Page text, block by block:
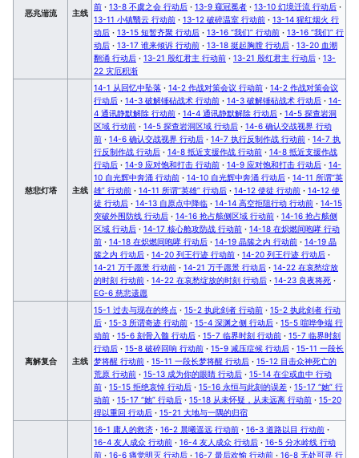
恶兆湍流 主线
前 · 13-8 不虞之会 行动后 · 13-9 窥冠冕者 · 13-10 幻境迁流 行动后 ·
13-11 小镇翳云 行动前 · 13-12 破碎温室 行动前 · 13-14 猩红烟火 行
动后 · 13-15 短暂齐聚 行动后 · 13-16 “我们” 行动前 · 13-16 “我们” 行
动后 · 13-17 谁来倾诉 行动前 · 13-18 挺起胸膛 行动后 · 13-20 血潮
翻涌 行动后 · 13-21 殷红君主 行动前 · 13-21 殷红君主 行动后 · 13-
22 灾厄积渐
慈悲灯塔 主线
14-1 从回忆中坠落 · 14-2 作战对策会议 行动前 · 14-2 作战对策会议
行动后 · 14-3 破解锤砧战术 行动前 · 14-3 破解锤砧战术 行动后 · 14-
4 通讯静默解除 行动前 · 14-4 通讯静默解除 行动后 · 14-5 探查岩洞
区域 行动前 · 14-5 探查岩洞区域 行动后 · 14-6 确认交战视界 行动
前 · 14-6 确认交战视界 行动后 · 14-7 执行反制作战 行动前 · 14-7 执
行反制作战 行动后 · 14-8 抵近支援作战 行动前 · 14-8 抵近支援作战
行动后 · 14-9 应对饱和打击 行动前 · 14-9 应对饱和打击 行动后 · 14-
10 自光辉中奔涌 行动前 · 14-10 自光辉中奔涌 行动后 · 14-11 所谓“英
雄” 行动前 · 14-11 所谓“英雄” 行动后 · 14-12 使徒 行动前 · 14-12 使
徒 行动后 · 14-13 自原点中降临 · 14-14 高空拒阻行动 行动前 · 14-15
突破外围防线 行动后 · 14-16 抢占舷侧区域 行动前 · 14-16 抢占舷侧
区域 行动后 · 14-17 核心舱攻防战 行动前 · 14-18 在炽燃间咆哮 行动
前 · 14-18 在炽燃间咆哮 行动后 · 14-19 晶簇之内 行动前 · 14-19 晶
簇之内 行动后 · 14-20 列王行迹 行动前 · 14-20 列王行迹 行动后 ·
14-21 万千愿景 行动前 · 14-21 万千愿景 行动后 · 14-22 在哀愁绽放
的时刻 行动前 · 14-22 在哀愁绽放的时刻 行动后 · 14-23 良夜将死 ·
EG-6 慈悲遗愿
离解复合 主线
15-1 过去与现在的终点 · 15-2 执此剑者 行动前 · 15-2 执此剑者 行动
后 · 15-3 所谓奇迹 行动前 · 15-4 深渊之侧 行动后 · 15-5 喧哗争端 行
动前 · 15-6 刻骨入髓 行动后 · 15-7 临界时刻 行动前 · 15-7 临界时刻
行动后 · 15-8 破碎回响 行动前 · 15-9 减压症候 行动后 · 15-11 一段长
梦将醒 行动前 · 15-11 一段长梦将醒 行动后 · 15-12 目击众神死亡的
荒原 行动前 · 15-13 成为你的眼睛 行动后 · 15-14 在尘或血中 行动
前 · 15-15 拒绝哀悼 行动后 · 15-16 永恒与此刻的误差 · 15-17 “她” 行
动前 · 15-17 “她” 行动后 · 15-18 从未怀疑，从未远离 行动前 · 15-20
得以重回 行动后 · 15-21 大地与一隅的归宿
16-1 庸人的救济 · 16-2 晨曦遥远 行动前 · 16-3 道路以目 行动前 ·
16-4 友人成众 行动前 · 16-4 友人成众 行动后 · 16-5 分水岭线 行动
前 · 16-6 痛觉明灭 行动后 · 16-7 最后欢愉 行动前 · 16-8 无处可寻 行